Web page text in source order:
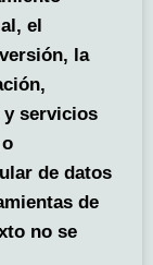
el
la
y servicios
de datos
de
no se